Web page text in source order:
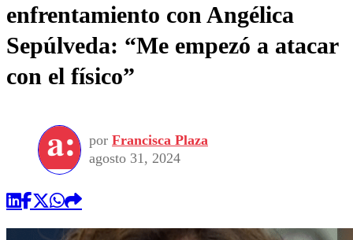
enfrentamiento con Angélica
Sepúlveda: “Me empezó a atacar
con el físico”
por Francisca Plaza
agosto 31, 2024